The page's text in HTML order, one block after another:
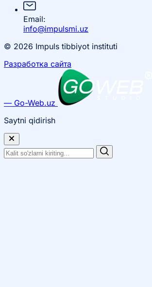
Email:
info@impulsmi.uz
© 2026 Impuls tibbiyot instituti
Разработка сайта
— Go-Web.uz
Saytni qidirish